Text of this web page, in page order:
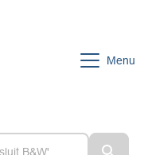
Menu